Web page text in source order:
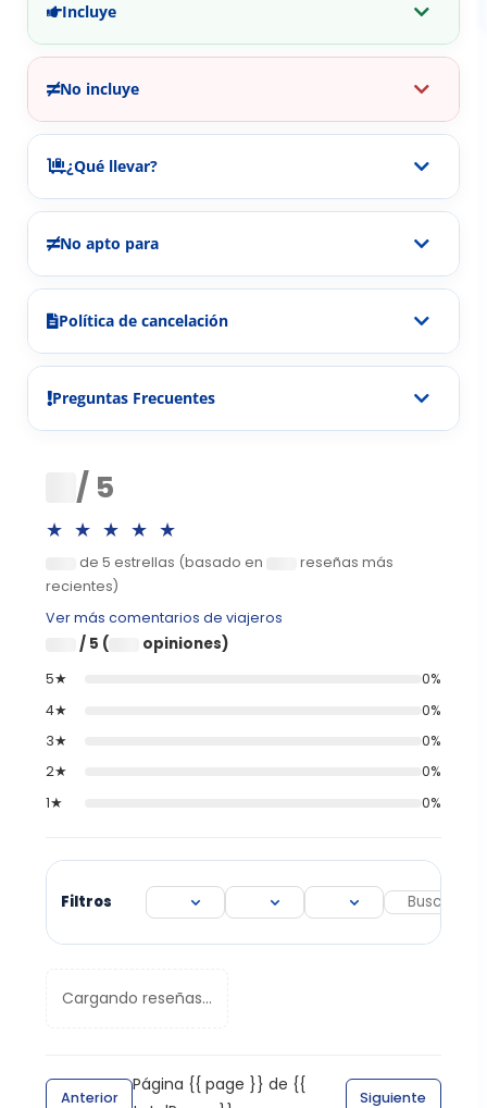
Incluye
No incluye
¿Qué llevar?
No apto para
Política de cancelación
Preguntas Frecuentes
/ 5
★★★★★
de 5 estrellas (basado en
reseñas más
recientes)
Ver más comentarios de viajeros
/ 5 ( opiniones)
5★
0%
4★
0%
3★
0%
2★
0%
1★
0%
Filtros
Cargando reseñas...
Anterior
Página {{ page }} de {{
Siguiente